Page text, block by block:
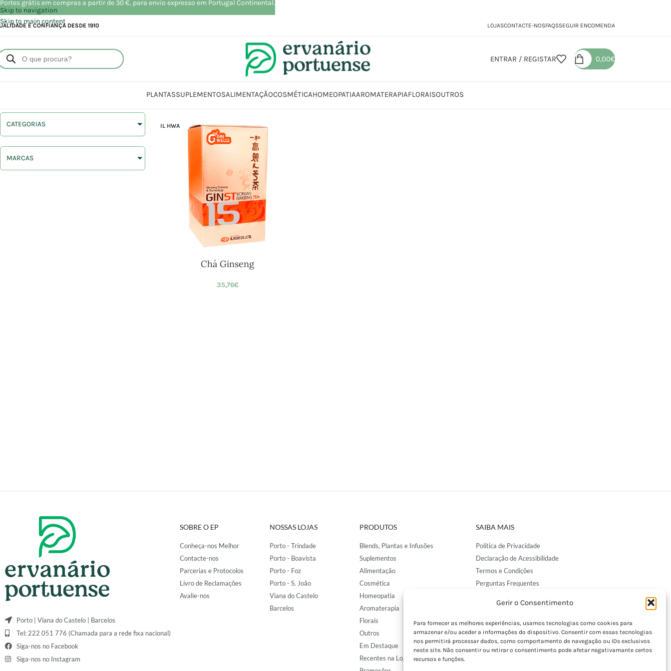
Gerir o Consentimento
Para fornecer as melhores experiências, usamos tecnologias como cookies para
armazenar e/ou aceder a informações do dispositivo. Consentir com essas tecnologias
nos permitirá processar dados, como comportamento de navegação ou IDs exclusivos
neste site. Não consentir ou retirar o consentimento pode afetar negativamante certos
recursos e funções.
Skip to navigation
Skip to main content
E CONFIANÇA DESDE 1910 LOJASCONTACTE-NOSFAQSSEGUIR ENCOMENDA
ENTRAR / REGISTAR 0,00€
PLANTASSUPLEMENTOSALIMENTAÇÃOCOSMÉTICAHOMEOPATIAAROMATERAPIAFLORAISOUTROS
CATEGORIAS
MARCAS
IL HWA
Chá Ginseng
35,76€
Porto | Viana do Castelo | Barcelos
Tel: 222 051 776 (Chamada para a rede fixa nacional)
Siga-nos no Facebook
Siga-nos no Instagram
SOBRE O EP
Conheça-nos Melhor
Contacte-nos
Parcerias e Protocolos
Livro de Reclamações
Avalie-nos
NOSSAS LOJAS
Porto - Trindade
Porto - Boavista
Porto - Foz
Porto - S. João
Viana do Castelo
Barcelos
PRODUTOS
Blends, Plantas e Infusões
Suplementos
Alimentação
Cosmética
Homeopatia
Aromaterapia
Florais
Outros
Em Destaque
Recentes na Loja
SAIBA MAIS
Política de Privacidade
Declaração de Acessibilidade
Termos e Condições
Perguntas Frequentes
Encomendas Internacionais
Seguir Encomenda
Devoluções e Trocas
Portes grátis em compras a partir de 30 €, para envio expresso em Portugal Continental.